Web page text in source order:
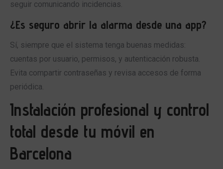
seguir comunicando incidencias.
¿Es seguro abrir la alarma desde una app?
Sí, siempre que el sistema tenga buenas medidas:
cuentas por usuario, permisos, y autenticación robusta.
Evita compartir contraseñas y revisa accesos de forma
periódica.
Instalación profesional y control
total desde tu móvil en
Barcelona